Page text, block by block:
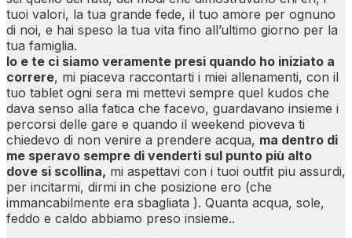
tuoi valori, la tua grande fede, il tuo amore per ognuno
di noi, e hai speso la tua vita fino all’ultimo giorno per la
tua famiglia.
Io e te ci siamo veramente presi quando ho iniziato a
correre, mi piaceva raccontarti i miei allenamenti, con il
tuo tablet ogni sera mi mettevi sempre quel kudos che
dava senso alla fatica che facevo, guardavano insieme i
percorsi delle gare e quando il weekend pioveva ti
chiedevo di non venire a prendere acqua, ma dentro di
me speravo sempre di venderti sul punto più alto
dove si scollina, mi aspettavi con i tuoi outfit piu assurdi,
per incitarmi, dirmi in che posizione ero (che
immancabilmente era sbagliata ). Quanta acqua, sole,
feddo e caldo abbiamo preso insieme..